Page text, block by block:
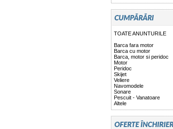
TOATE ANUNTURILE
Barca fara motor
Barca cu motor
Barca, motor si peridoc
Motor
Peridoc
Skijet
Veliere
Navomodele
Sonare
Pescuit - Vanatoare
Altele